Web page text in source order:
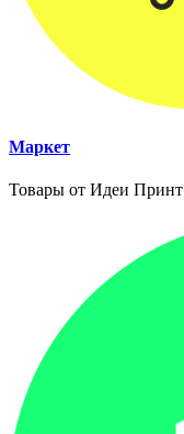
Маркет
Товары от Идеи Принт